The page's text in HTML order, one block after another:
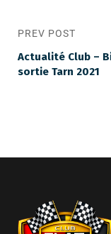
PREV POST
Actualité Club –
sortie Tarn 2021